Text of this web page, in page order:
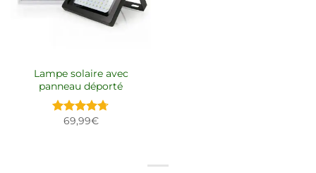
Lampe solaire avec
panneau déporté
Note4.67
69,99€